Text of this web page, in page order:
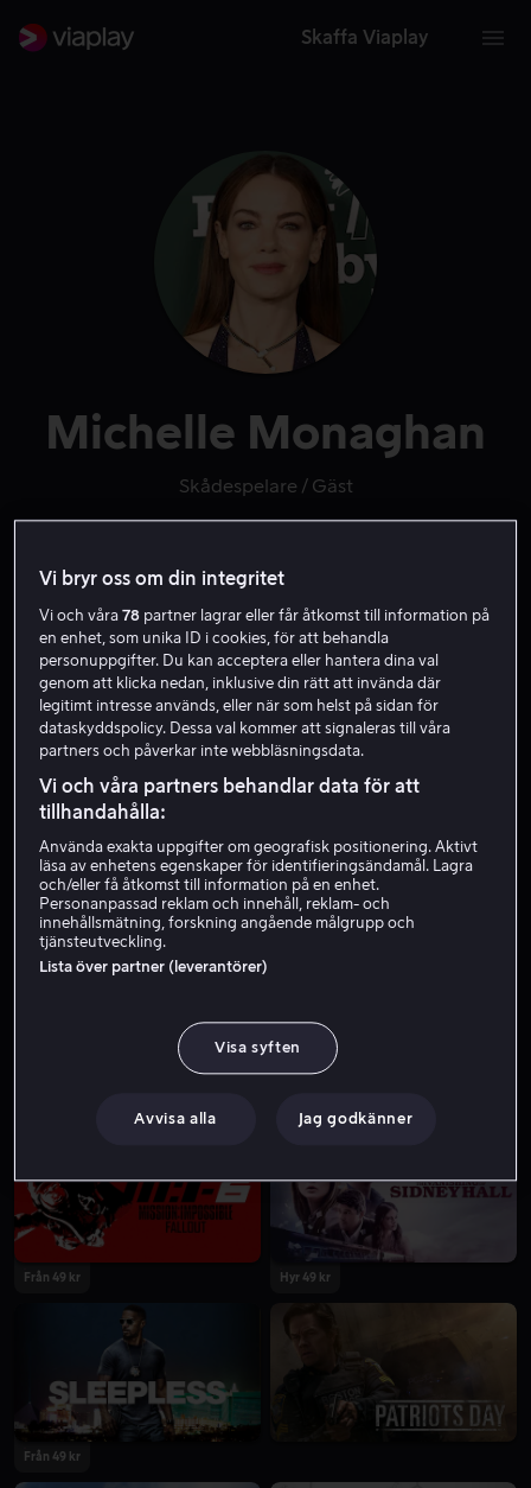
Skaffa Viaplay
Michelle Monaghan
Skådespelare Gäst
Från 49 kr Från 59 kr
Från 49 kr Hyr 49 kr
Från 49 kr
Vi bryr oss om din integritet
Vi och våra78 partner lagrar eller får åtkomst till information på
en enhet, som unika ID i cookies, för att behandla
personuppgifter. Du kan acceptera eller hantera dina val
genom att klicka nedan, inklusive din rätt att invända där
legitimt intresse används, eller när som helst på sidan för
dataskyddspolicy. Dessa val kommer att signaleras till våra
partners och påverkar inte webbläsningsdata.
Vi och våra partners behandlar data för att
tillhandahålla:
Använda exakta uppgifter om geografisk positionering. Aktivt
läsa av enhetens egenskaper för identifieringsändamål. Lagra
och/eller få åtkomst till information på en enhet.
Personanpassad reklam och innehåll, reklam- och
innehållsmätning, forskning angående målgrupp och
tjänsteutveckling.
Lista över partner (leverantörer)
Visa syften
Avvisa alla Jag godkänner